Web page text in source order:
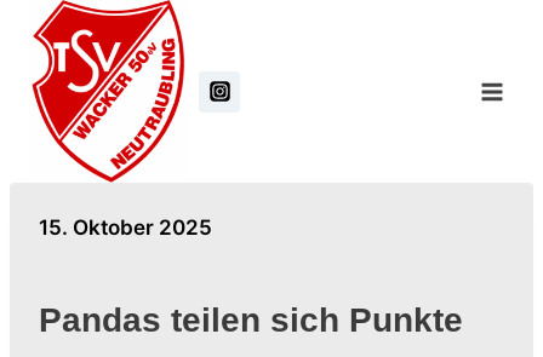
Inhalt
springen
15. Oktober 2025
Pandas teilen sich Punkte